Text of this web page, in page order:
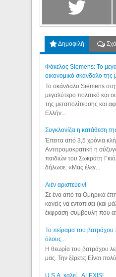
Δημοφιλή
Φάκελος Siemens: Το
οικονομικό σκάνδαλο της
Το σκάνδαλο Siemens
μεγαλύτερο πολιτικό και
της μεταπολίτευσης και
Ελλήν...
Συγκλονίζει η κατάθεση
Έπειτα από 3,5 χρόνια
Αντιτρομοκρατική η
παιδιών του Σωκράτη
δήλωσε: «Μας έλεγ...
Aιέν αριστεύειν!
Σε ένα από τα Ομηρικά
κανείς να εντοπίσει (και
έκφραση-συμβουλή που
Το πείραμα του
όλους...
Η θεωρία του βατράχου λες
μας. Την ξέρετε; Είναι
U.S.A. καλεί...ALEXIS!